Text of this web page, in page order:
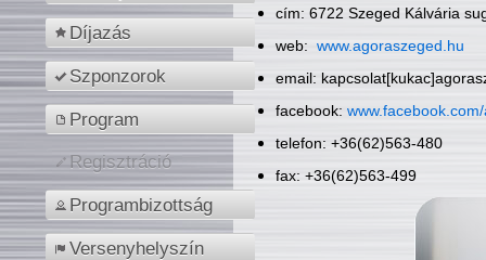
Díjazás
Szponzorok
Program
Regisztráció
Programbizottság
Versenyhelyszín
cím: 6722 Szeged Kálvária
web: www.agoraszeged.hu
email:
facebook:
telefon: +36(62)563-480
fax: +36(62)563-499